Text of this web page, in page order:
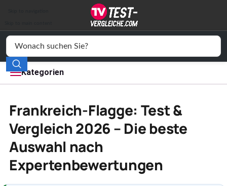
Kategorien
Elektronik
Freizeit
Wohnen
Service
Frankreich-Flagge: Test &
Vergleich 2026 – Die beste
Auswahl nach
Expertenbewertungen